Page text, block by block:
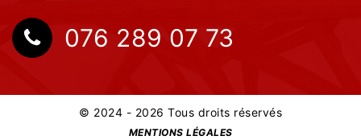
076 289 07 73
© 2024 - 2026 Tous droits réservés
MENTIONS LÉGALES